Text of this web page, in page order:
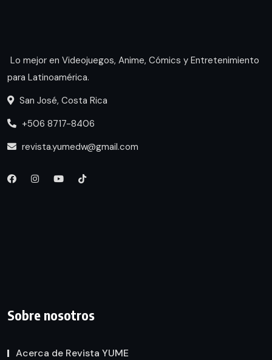
Lo mejor en Videojuegos, Anime, Cómics y Entretenimiento
para Latinoamérica.
San José, Costa Rica
+506 8717-8406
revista.yumedw@gmail.com
Sobre nosotros
Acerca de Revista YUME